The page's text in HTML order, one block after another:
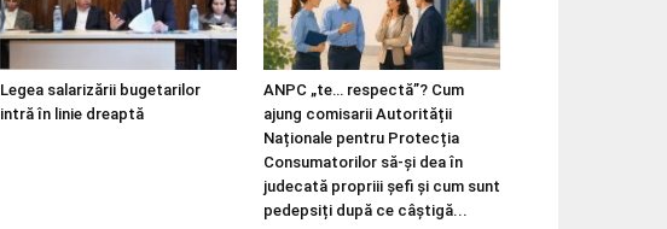
Legea salarizării bugetarilor
intră în linie dreaptă
ANPC „te… respectă”? Cum
ajung comisarii Autorității
Naționale pentru Protecția
Consumatorilor să-și dea în
judecată propriii șefi și cum sunt
pedepsiți după ce câștigă...